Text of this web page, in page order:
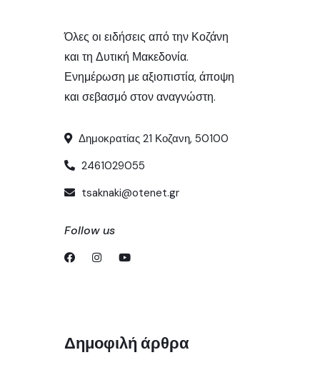
Όλες οι ειδήσεις από την Κοζάνη
και τη Δυτική Μακεδονία.
Ενημέρωση με αξιοπιστία, άποψη
και σεβασμό στον αναγνώστη.
Δημοκρατίας 21 Κοζανη, 50100
2461029055
tsaknaki@otenet.gr
Follow us
Δημοφιλή άρθρα